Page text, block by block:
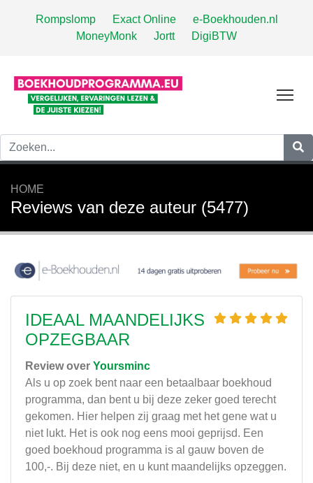
Rompslomp Exact Online
e-Boekhouden.nl
MoneyMonk
Jortt DigiBTW
HOME
Reviews van deze auteur (5477)
IDEAAL MAANDELIJKS
OPZEGBAAR
Review over Yoursminc
Als u op zoek bent naar een betaalbaar boekhoud
programma, dan bent u bij deze zeker goed terecht
gekomen. Hier helpen zij graag met het gene wat u
niet lukt. Het is ook nog eens mooi geprijsd. Een
goed boekhoud programma is al gauw boven de
100,-. Bij deze niet, en u kunt maandelijks opzeggen.